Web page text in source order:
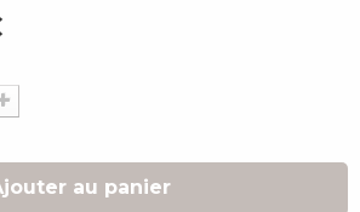
au panier